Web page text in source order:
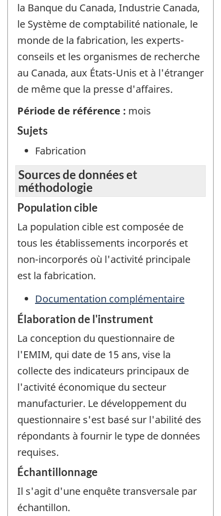
la Banque du Canada, Industrie Canada,
le Système de comptabilité nationale, le
monde de la fabrication, les experts-
conseils et les organismes de recherche
au Canada, aux États-Unis et à l'étranger
de même que la presse d'affaires.
Période de référence : mois
Sujets
Fabrication
Sources de données et
méthodologie
Population cible
La population cible est composée de
tous les établissements incorporés et
non-incorporés où l'activité principale
est la fabrication.
Documentation complémentaire
Élaboration de l'instrument
La conception du questionnaire de
l'EMIM, qui date de 15 ans, vise la
collecte des indicateurs principaux de
l'activité économique du secteur
manufacturier. Le développement du
questionnaire s'est basé sur l'abilité des
répondants à fournir le type de données
requises.
Échantillonnage
Il s'agit d'une enquête transversale par
échantillon.